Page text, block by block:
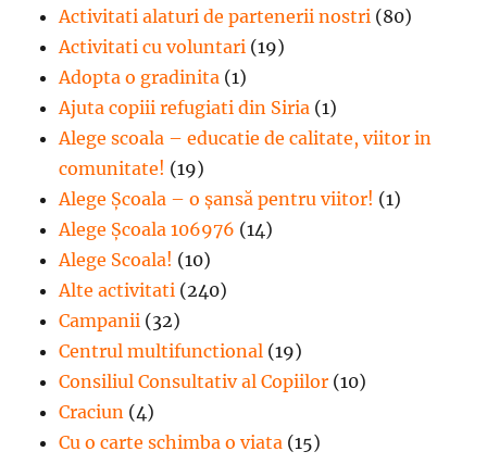
Activitati alaturi de partenerii nostri (80)
Activitati cu voluntari (19)
Adopta o gradinita (1)
Ajuta copiii refugiati din Siria (1)
Alege scoala – educatie de calitate, viitor in
comunitate! (19)
Alege Şcoala – o şansă pentru viitor! (1)
Alege Școala 106976 (14)
Alege Scoala! (10)
Alte activitati (240)
Campanii (32)
Centrul multifunctional (19)
Consiliul Consultativ al Copiilor (10)
Craciun (4)
Cu o carte schimba o viata (15)